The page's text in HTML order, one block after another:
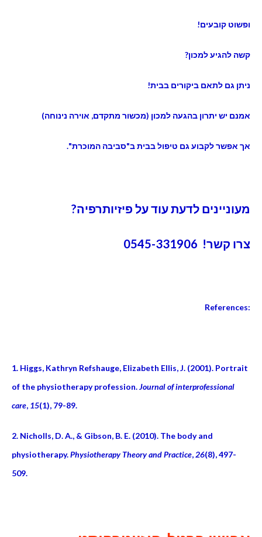
ופשוט קובעים!
קשה להגיע למכון?
ניתן גם לתאם ביקורים בבית!
אמנם יש יתרון בהגעה למכון (מכשור מתקדם, אוירה נינוחה)
אך אפשר לקבוע גם טיפול בבית ב"סביבה המוכרת".
מעוניינים לדעת עוד על פיזיותרפיה?
צרו קשר! 0545-331906
:
References
1. Higgs, Kathryn Refshauge, Elizabeth Ellis, J. (2001). Portrait
of the physiotherapy profession.Journal of interprofessional
care, 15(1), 79-89.
2. Nicholls, D. A., & Gibson, B. E. (2010). The body and
physiotherapy.Physiotherapy Theory and Practice,26(8), 497-
509.